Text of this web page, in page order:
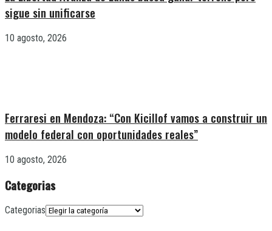
sigue sin unificarse
10 agosto, 2026
Ferraresi en Mendoza: “Con Kicillof vamos a construir un
modelo federal con oportunidades reales”
10 agosto, 2026
Categorias
Categorias